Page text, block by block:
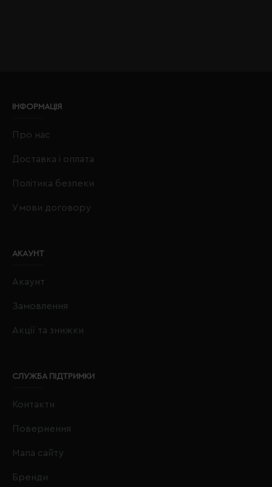
ІНФОРМАЦІЯ
Про нас
Доставка і оплата
Політика безпеки
Умови договору
АКАУНТ
Акаунт
Замовлення
Акції та знижки
СЛУЖБА ПІДТРИМКИ
Контакти
Повернення
Мапа сайту
Бренди